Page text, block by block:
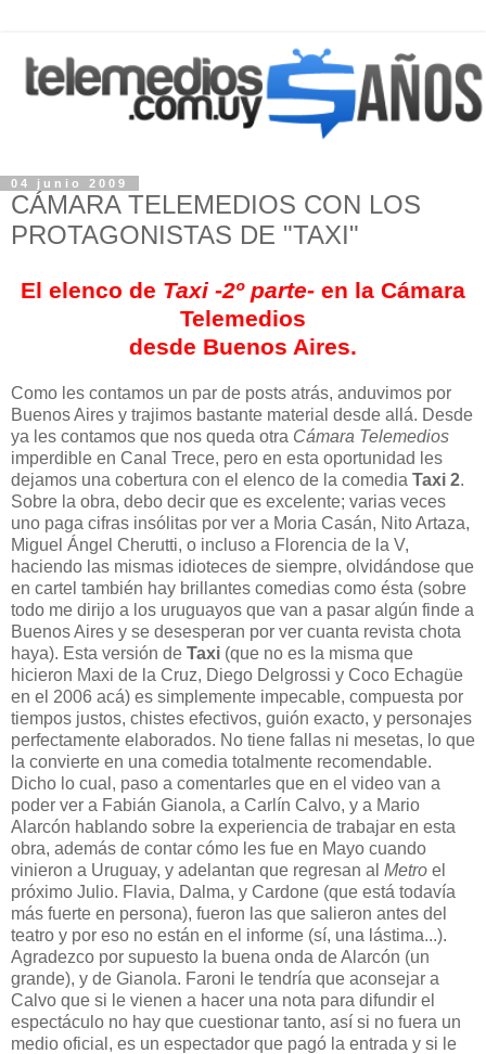
04 junio 2009
CÁMARA TELEMEDIOS CON LOS
PROTAGONISTAS DE "TAXI"
El elenco de Taxi -2º parte- en la Cámara
Telemedios
desde Buenos Aires.
Como les contamos un par de posts atrás, anduvimos por
Buenos Aires y trajimos bastante material desde allá. Desde
ya les contamos que nos queda otra Cámara Telemedios
imperdible en Canal Trece, pero en esta oportunidad les
dejamos una cobertura con el elenco de la comedia Taxi 2.
Sobre la obra, debo decir que es excelente; varias veces
uno paga cifras insólitas por ver a Moria Casán, Nito Artaza,
Miguel Ángel Cherutti, o incluso a Florencia de la V,
haciendo las mismas idioteces de siempre, olvidándose que
en cartel también hay brillantes comedias como ésta (sobre
todo me dirijo a los uruguayos que van a pasar algún finde a
Buenos Aires y se desesperan por ver cuanta revista chota
haya). Esta versión de Taxi (que no es la misma que
hicieron Maxi de la Cruz, Diego Delgrossi y Coco Echagüe
en el 2006 acá) es simplemente impecable, compuesta por
tiempos justos, chistes efectivos, guión exacto, y personajes
perfectamente elaborados. No tiene fallas ni mesetas, lo que
la convierte en una comedia totalmente recomendable.
Dicho lo cual, paso a comentarles que en el video van a
poder ver a Fabián Gianola, a Carlín Calvo, y a Mario
Alarcón hablando sobre la experiencia de trabajar en esta
obra, además de contar cómo les fue en Mayo cuando
vinieron a Uruguay, y adelantan que regresan al Metro el
próximo Julio. Flavia, Dalma, y Cardone (que está todavía
más fuerte en persona), fueron las que salieron antes del
teatro y por eso no están en el informe (sí, una lástima...).
Agradezco por supuesto la buena onda de Alarcón (un
grande), y de Gianola. Faroni le tendría que aconsejar a
Calvo que si le vienen a hacer una nota para difundir el
espectáculo no hay que cuestionar tanto, así si no fuera un
medio oficial, es un espectador que pagó la entrada y si le